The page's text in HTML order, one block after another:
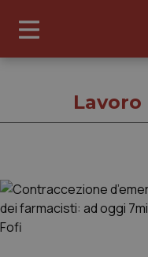
Cronache